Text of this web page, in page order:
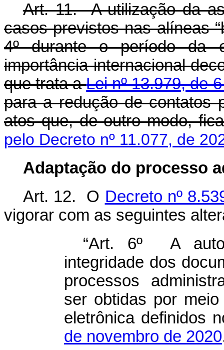
Art. 11. A utilização da
casos previstos nas alíneas
4º durante o período da
importância internacional
que trata aLei nº 13.979, de
para a redução de contatos
atos que, de outro modo,
pelo Decreto nº 11.077, de
Adaptação do processo
Art. 12. O Decreto nº
vigorar com as seguintes
“Art. 6º A
integridade dos
processos
ser obtidas por
eletrônica definidos
de novembro de 2020